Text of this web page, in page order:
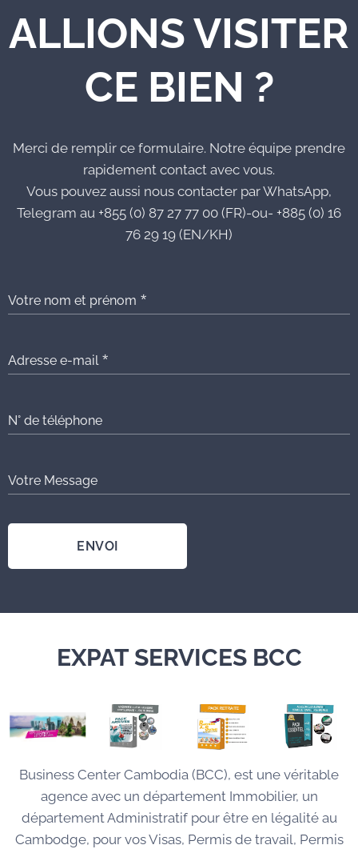
ALLIONS VISITER
CE BIEN ?
Merci de remplir ce formulaire. Notre équipe prendre
rapidement contact avec vous.
Vous pouvez aussi nous contacter par WhatsApp,
Telegram au +855 (0) 87 27 77 00 (FR)-ou- +885 (0) 16
76 29 19 (EN/KH)
Votre nom et prénom
Adresse e-mail
N° de téléphone
Votre Message
ENVOI
EXPAT SERVICES BCC
Business Center Cambodia (BCC), est une véritable
agence avec un département Immobilier, un
département Administratif pour être en légalité au
Cambodge, pour vos Visas, Permis de travail, Permis